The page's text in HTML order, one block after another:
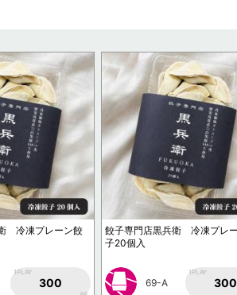
冷凍プレーン餃
1PLAY
300
餃子専門店黒兵衛 冷凍プレ
子20個入
69-A
1PLAY
300